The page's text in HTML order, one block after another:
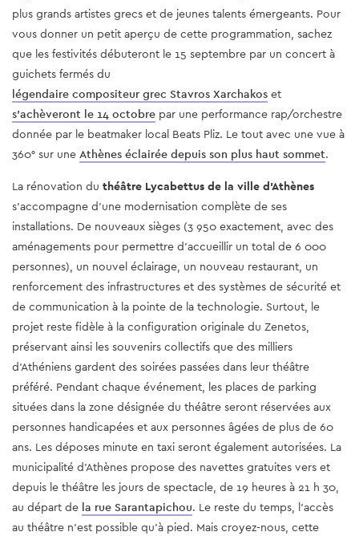
plus grands artistes grecs et de jeunes talents émergeants. Pour
vous donner un petit aperçu de cette programmation, sachez
que les festivités débuteront le 15 septembre par un concert à
guichets fermés du
légendaire compositeur grec Stavros Xarchakos et
s'achèveront le 14 octobre par une performance rap/orchestre
donnée par le beatmaker local Beats Pliz. Le tout avec une vue à
360° sur une Athènes éclairée depuis son plus haut sommet.
La rénovation du théâtre Lycabettus de la ville d'Athènes
s'accompagne d'une modernisation complète de ses
installations. De nouveaux sièges (3 950 exactement, avec des
aménagements pour permettre d'accueillir un total de 6 000
personnes), un nouvel éclairage, un nouveau restaurant, un
renforcement des infrastructures et des systèmes de sécurité et
de communication à la pointe de la technologie. Surtout, le
projet reste fidèle à la configuration originale du Zenetos,
préservant ainsi les souvenirs collectifs que des milliers
d'Athéniens gardent des soirées passées dans leur théâtre
préféré. Pendant chaque événement, les places de parking
situées dans la zone désignée du théâtre seront réservées aux
personnes handicapées et aux personnes âgées de plus de 60
ans. Les déposes minute en taxi seront également autorisées. La
municipalité d'Athènes propose des navettes gratuites vers et
depuis le théâtre les jours de spectacle, de 19 heures à 21 h 30,
au départ de la rue Sarantapichou. Le reste du temps, l'accès
au théâtre n'est possible qu'à pied. Mais croyez-nous, cette